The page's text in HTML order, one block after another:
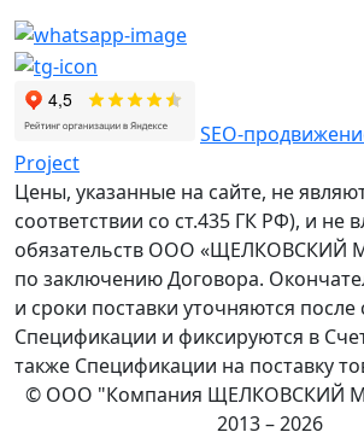
SEO-
Project
Цены, указанные на сайте, не
соответствии со ст.435 ГК РФ), и не
обязательств ООО «ЩЕЛКОВСКИЙ
по заключению Договора.
и сроки поставки уточняются после
Спецификации и фиксируются в
также Спецификации на поставку
© ООО "Компания ЩЕЛКОВСКИЙ
2013 – 2026